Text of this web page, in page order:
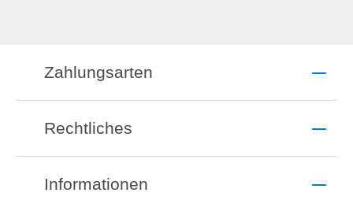
Zahlungsarten
Rechtliches
Informationen